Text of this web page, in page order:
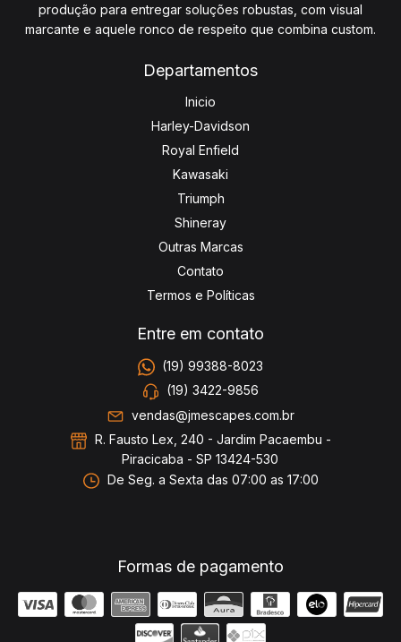
produção para entregar soluções robustas, com visual
marcante e aquele ronco de respeito que combina custom.
Departamentos
Inicio
Harley-Davidson
Royal Enfield
Kawasaki
Triumph
Shineray
Outras Marcas
Contato
Termos e Políticas
Entre em contato
(19) 99388-8023
(19) 3422-9856
vendas@jmescapes.com.br
R. Fausto Lex, 240 - Jardim Pacaembu -
Piracicaba - SP 13424-530
De Seg. a Sexta das 07:00 as 17:00
Formas de pagamento